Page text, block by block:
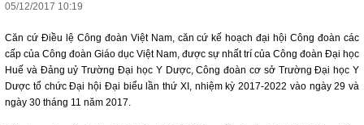
05/12/2017 10:19
Căn cứ Điều lệ Công đoàn Việt Nam, căn cứ kế hoạch đại hội Công đoàn các
cấp của Công đoàn Giáo dục Việt Nam, được sự nhất trí của Công đoàn Đại học
Huế và Đảng uỷ Trường Đại học Y Dược, Công đoàn cơ sở Trường Đại học Y
Dược tổ chức Đại hội Đại biểu lần thứ XI, nhiệm kỳ 2017-2022 vào ngày 29 và
ngày 30 tháng 11 năm 2017.